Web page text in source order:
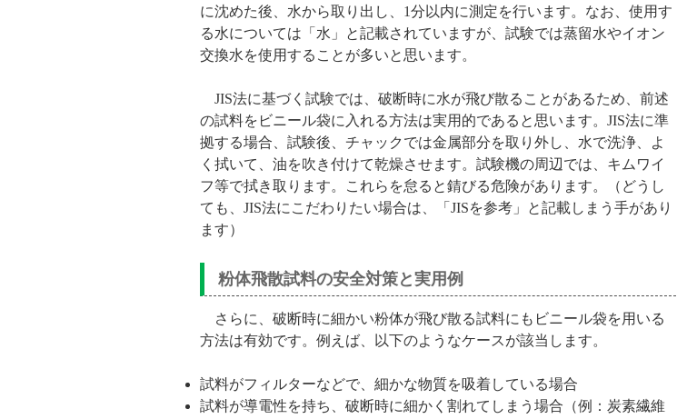
に沈めた後、水から取り出し、1分以内に測定を行います。なお、使用す
る水については「水」と記載されていますが、試験では蒸留水やイオン
交換水を使用することが多いと思います。
JIS法に基づく試験では、破断時に水が飛び散ることがあるため、前述
の試料をビニール袋に入れる方法は実用的であると思います。JIS法に準
拠する場合、試験後、チャックでは金属部分を取り外し、水で洗浄、よ
く拭いて、油を吹き付けて乾燥させます。試験機の周辺では、キムワイ
フ等で拭き取ります。これらを怠ると錆びる危険があります。（どうし
ても、JIS法にこだわりたい場合は、「JISを参考」と記載しまう手があり
ます）
粉体飛散試料の安全対策と実用例
さらに、破断時に細かい粉体が飛び散る試料にもビニール袋を用いる
方法は有効です。例えば、以下のようなケースが該当します。
試料がフィルターなどで、細かな物質を吸着している場合
試料が導電性を持ち、破断時に細かく割れてしまう場合（例：炭素繊維